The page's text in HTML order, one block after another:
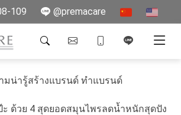
109 @premacare
มน่ารู้สร้างแบรนด์ ทำแบรนด์
ะ ด้วย 4 สุดยอดสมุนไพรลดน้ำหนักสุดปัง